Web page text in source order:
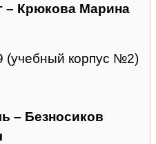
– Крюкова Марина
(учебный корпус №2)
– Безносиков